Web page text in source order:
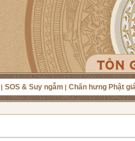
SOS & Suy ngẫm Chấn hưng Phật